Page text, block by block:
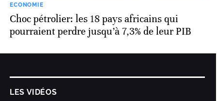
ECONOMIE
Choc pétrolier: les 18 pays africains qui
pourraient perdre jusqu’à 7,3% de leur PIB
LES VIDÉOS